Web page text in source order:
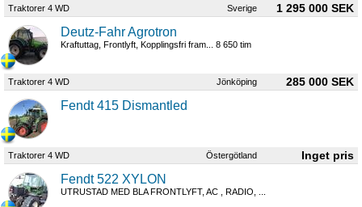
Traktorer 4 WD Sverige 1 295 000 SEK
Deutz-Fahr Agrotron
Kraftuttag, Frontlyft, Kopplingsfri fram... 8 650 tim
Traktorer 4 WD Jönköping 285 000 SEK
Fendt 415 Dismantled
Traktorer 4 WD Östergötland
Fendt 522 XYLON
UTRUSTAD MED BLA FRONTLYFT, AC , RADIO, ...